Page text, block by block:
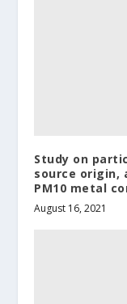
Study on
source origin,
PM10 metal
August 16, 2021